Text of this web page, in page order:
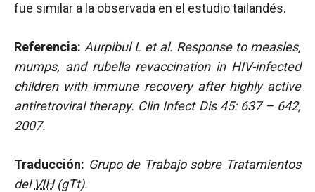
fue similar a la observada en el estudio tailandés.
Referencia: Aurpibul L et al. Response to measles,
mumps, and rubella revaccination in HIV-infected
children with immune recovery after highly active
antiretroviral therapy. Clin Infect Dis 45: 637 – 642,
2007.
Traducción: Grupo de Trabajo sobre Tratamientos
delVIH(gTt).